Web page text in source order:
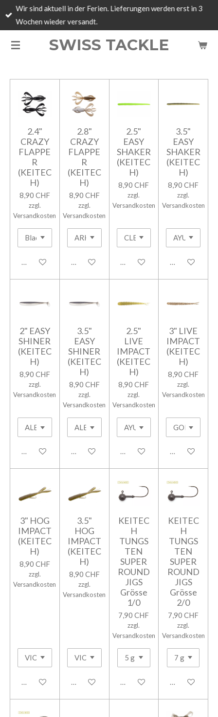
Zum
Hauptinhalt
SWISS TACKLE
Wir sind aktuell in der Ferien. Lieferungen werden erst in 3
Wochen wieder versandt.
2.4"
CRAZY
FLAPPE
R
(KEITEC
H)
8,90 CHF
zzgl.
Versandkosten
In den Warenkorb
2.8"
CRAZY
FLAPPE
R
(KEITEC
H)
8,90 CHF
zzgl.
Versandkosten
In den Warenkorb
2.5"
EASY
SHAKER
(KEITEC
H)
8,90 CHF
zzgl.
Versandkosten
In den Warenkorb
3.5"
EASY
SHAKER
(KEITEC
H)
8,90 CHF
zzgl.
Versandkosten
In den
2" EASY
SHINER
(KEITEC
H)
8,90 CHF
zzgl.
Versandkosten
In den Warenkorb
3.5"
EASY
SHINER
(KEITEC
H)
8,90 CHF
zzgl.
Versandkosten
In den Warenkorb
2.5"
LIVE
IMPACT
(KEITEC
H)
8,90 CHF
zzgl.
Versandkosten
In den Warenkorb
3" LIVE
IMPACT
(KEITEC
H)
8,90 CHF
zzgl.
Versandkosten
In den
3" HOG
IMPACT
(KEITEC
H)
8,90 CHF
zzgl.
Versandkosten
In den Warenkorb
3.5"
HOG
IMPACT
(KEITEC
H)
8,90 CHF
zzgl.
Versandkosten
In den Warenkorb
KEITEC
H
TUNGS
TEN
SUPER
ROUND
JIGS
Grösse
1/0
7,90 CHF
zzgl.
Versandkosten
In den Warenkorb
KEITEC
H
TUNGS
TEN
SUPER
ROUND
JIGS
Grösse
2/0
7,90 CHF
zzgl.
Versandkosten
In den